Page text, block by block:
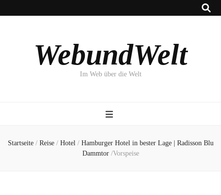
WebundWelt
Im Web über die Welt
Startseite / Reise / Hotel / Hamburger Hotel in bester Lage | Radisson Blu
Dammtor /Vorspeise